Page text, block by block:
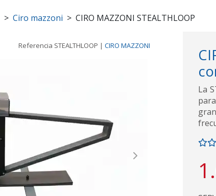
Ciro mazzoni CIRO MAZZONI STEALTHLOOP
Referencia STEALTHLOOP | CIRO MAZZONI
Next
La